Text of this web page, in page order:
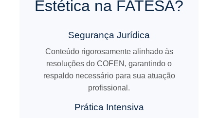
Estética na FATESA?
Segurança Jurídica
Conteúdo rigorosamente alinhado às
resoluções do COFEN, garantindo o
respaldo necessário para sua atuação
profissional.
Prática Intensiva